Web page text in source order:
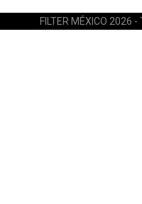
FILTER MÉXICO 2026